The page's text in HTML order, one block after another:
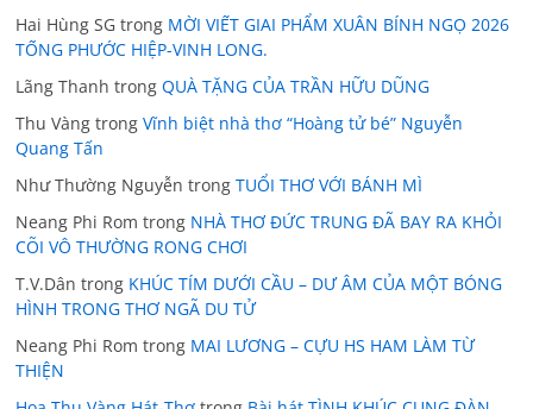
Hai Hùng SG trong MỜI VIẾT GIAI PHẨM XUÂN BÍNH NGỌ 2026
TỐNG PHƯỚC HIỆP-VINH LONG.
Lãng Thanh trongQUÀ TẶNG CỦA TRẦN HỮU DŨNG
Thu Vàng trongVĩnh biệt nhà thơ “Hoàng tử bé” Nguyễn
Quang Tấn
Như Thường Nguyễn trongTUỔI THƠ VỚI BÁNH MÌ
Neang Phi Rom trong NHÀ THƠ ĐỨC TRUNG ĐÃ BAY RA KHỎI
CÕI VÔ THƯỜNG RONG CHƠI
T.V.Dân trong KHÚC TÍM DƯỚI CẦU – DƯ ÂM CỦA MỘT BÓNG
HÌNH TRONG THƠ NGÃ DU TỬ
Neang Phi Rom trong MAI LƯƠNG – CỰU HS HAM LÀM TỪ
THIỆN